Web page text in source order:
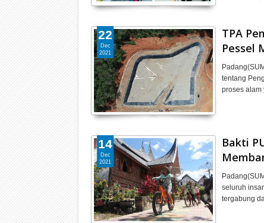
TPA
Pessel
tentang
proses
22
Dec
2021
Bakti
seluruh
tergabung
14
Dec
2021